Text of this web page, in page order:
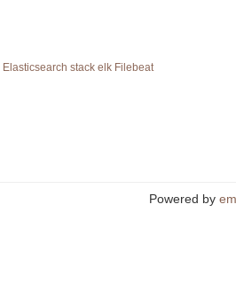
Elasticsearch stack elk Filebeat
Powered by